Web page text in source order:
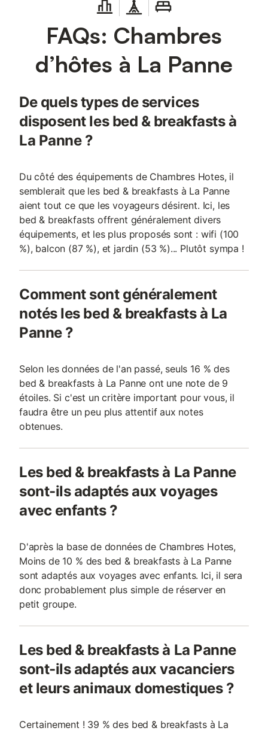
FAQs: Chambres
d’hôtes à La Panne
De quels types de services
disposent les bed & breakfasts à
La Panne ?
Du côté des équipements de Chambres Hotes, il
semblerait que les bed & breakfasts à La Panne
aient tout ce que les voyageurs désirent. Ici, les
bed & breakfasts offrent généralement divers
équipements, et les plus proposés sont : wifi (100
%), balcon (87 %), et jardin (53 %)... Plutôt sympa !
Comment sont généralement
notés les bed & breakfasts à La
Panne ?
Selon les données de l'an passé, seuls 16 % des
bed & breakfasts à La Panne ont une note de 9
étoiles. Si c'est un critère important pour vous, il
faudra être un peu plus attentif aux notes
obtenues.
Les bed & breakfasts à La Panne
sont-ils adaptés aux voyages
avec enfants ?
D'après la base de données de Chambres Hotes,
Moins de 10 % des bed & breakfasts à La Panne
sont adaptés aux voyages avec enfants. Ici, il sera
donc probablement plus simple de réserver en
petit groupe.
Les bed & breakfasts à La Panne
sont-ils adaptés aux vacanciers
et leurs animaux domestiques ?
Certainement ! 39 % des bed & breakfasts à La